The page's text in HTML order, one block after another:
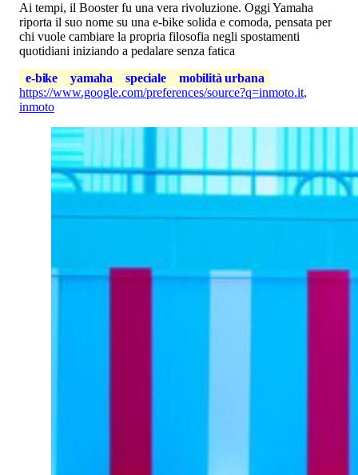
Ai tempi, il Booster fu una vera rivoluzione. Oggi Yamaha
riporta il suo nome su una e-bike solida e comoda, pensata per
chi vuole cambiare la propria filosofia negli spostamenti
quotidiani iniziando a pedalare senza fatica
e-bike
yamaha speciale
mobilità urbana
https://www.google.com/preferences/source?q=inmoto.it,
inmoto